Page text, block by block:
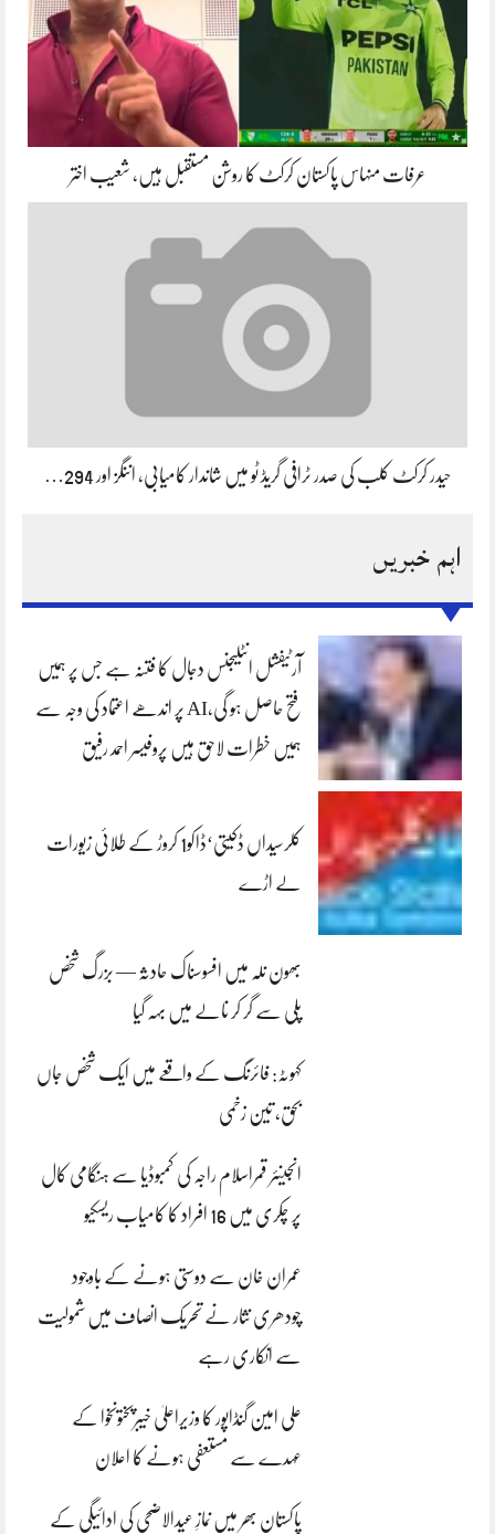
عرفات منہاس پاکستان کرکٹ کا روشن مستقبل ہیں، شعیب اختر
حیدر کرکٹ کلب کی صدر ٹرافی گریڈ ٹو میں شاندار کامیابی، اننگز اور 294…
اہم خبریں
آرٹیفشل انٹلیجنس دجال کا فتنہ ہے جس پر ہمیں
فتح حاصل ہو گی،AI پر اندھے اعتماد کی وجہ سے
ہمیں خطرات لاحق ہیں پروفیسر احمد رفیق
کلرسیداں ڈکیتی‘ڈاکو1 کروڑ کے طلائی زیورات
لے اڑے
بھون نلہ میں افسوسناک حادثہ — بزرگ شخص
پلی سے گر کر نالے میں بہہ گیا
کہوٹہ: فائرنگ کے واقعے میں ایک شخص جاں
بحق، تین زخمی
انجینئر قمراسلام راجہ کی کمبوڈیا سے ہنگامی کال
پر چکری میں 16 افراد کا کامیاب ریسکیو
عمران خان سے دوستی ہونے کے باوجود
چودھری نثار نے تحریک انصاف میں شمولیت
سے انکاری رہے
علی امین گنڈاپور کا وزیراعلیٰ خیبرپختونخوا کے
عہدے سے مستعفی ہونے کا اعلان
پاکستان بھر میں نمازِ عیدالاضحی کی ادائیگی کے